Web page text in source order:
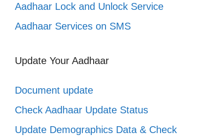
Aadhaar Lock and Unlock Service
Aadhaar Services on SMS
Update Your Aadhaar
Document update
Check Aadhaar Update Status
Update Demographics Data & Check